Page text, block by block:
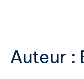
Auteur :